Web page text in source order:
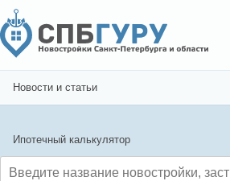
Новости и статьи
Ипотечный калькулятор